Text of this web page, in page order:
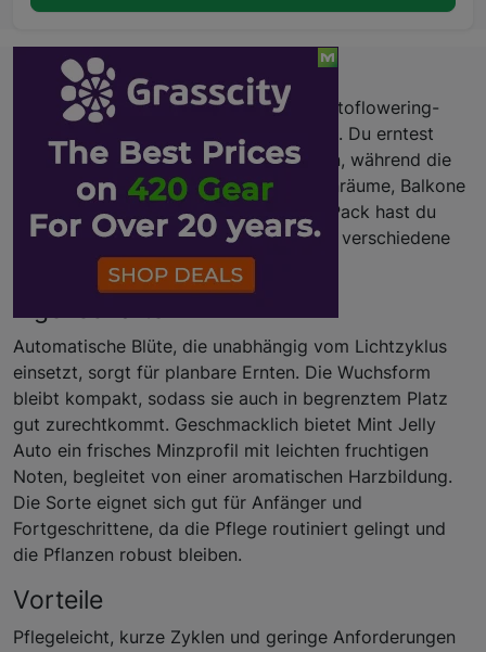
Beschreibung
Mint Jelly Auto vereint pflegeleichte Autoflowering-
Genetik mit einem frischen Minz-Aroma. Du erntest
schneller als bei vielen regulären Sorten, während die
Pflanze kompakt bleibt – ideal für Innenräume, Balkone
und enge Flächen. Mit drei Samen pro Pack hast du
Flexibilität für mehrere Durchläufe oder verschiedene
Versuchsaufstellungen.
Automatische Blüte, die unabhängig vom Lichtzyklus
einsetzt, sorgt für planbare Ernten. Die Wuchsform
bleibt kompakt, sodass sie auch in begrenztem Platz
gut zurechtkommt. Geschmacklich bietet Mint Jelly
Auto ein frisches Minzprofil mit leichten fruchtigen
Noten, begleitet von einer aromatischen Harzbildung.
Die Sorte eignet sich gut für Anfänger und
Fortgeschrittene, da die Pflege routiniert gelingt und
die Pflanzen robust bleiben.
Vorteile
Pflegeleicht, kurze Zyklen und geringe Anforderungen